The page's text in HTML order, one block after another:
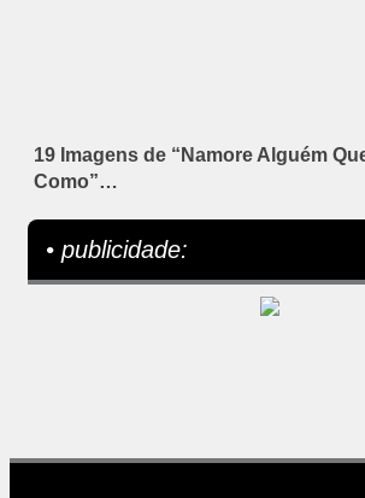
19 Imagens de “Namore Alguém
Como”…
• publicidade: